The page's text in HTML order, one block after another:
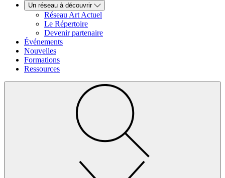
Un réseau à découvrir
Réseau Art Actuel
Le Répertoire
Devenir partenaire
Événements
Nouvelles
Formations
Ressources